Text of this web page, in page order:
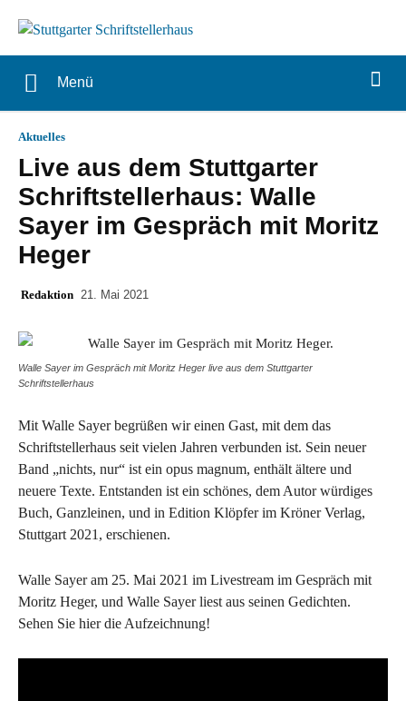
Menü
Aktuelles
Live aus dem Stuttgarter
Schriftstellerhaus: Walle
Sayer im Gespräch mit Moritz
Heger
Redaktion 21. Mai 2021
Walle Sayer im Gespräch mit Moritz Heger live aus dem Stuttgarter
Schriftstellerhaus
Mit Walle Sayer begrüßen wir einen Gast, mit dem das
Schriftstellerhaus seit vielen Jahren verbunden ist. Sein neuer
Band „nichts, nur“ ist ein opus magnum, enthält ältere und
neuere Texte. Entstanden ist ein schönes, dem Autor würdiges
Buch, Ganzleinen, und in Edition Klöpfer im Kröner Verlag,
Stuttgart 2021, erschienen.
Walle Sayer am 25. Mai 2021 im Livestream im Gespräch mit
Moritz Heger, und Walle Sayer liest aus seinen Gedichten.
Sehen Sie hier die Aufzeichnung!